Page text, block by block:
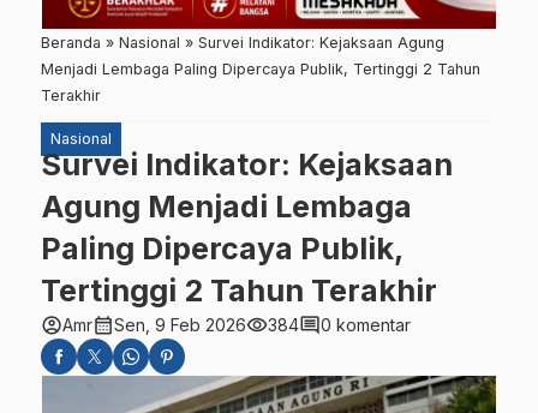
Beranda » Nasional » Survei Indikator: Kejaksaan Agung
Menjadi Lembaga Paling Dipercaya Publik, Tertinggi 2 Tahun
Terakhir
Nasional
Survei Indikator: Kejaksaan
Agung Menjadi Lembaga
Paling Dipercaya Publik,
Tertinggi 2 Tahun Terakhir
account_circleAmrcalendar_monthSen, 9 Feb 2026visibility384comment0 komentar